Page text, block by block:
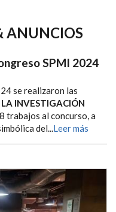
ANUNCIOS
SPMI 2024
se realizaron las
LA INVESTIGACIÓN
trabajos al concurso, a
del...Leer más